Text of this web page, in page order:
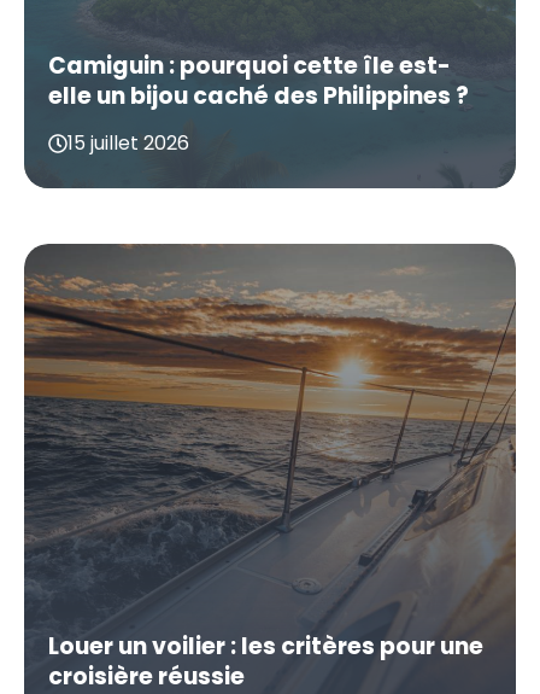
Camiguin : pourquoi cette île est-
elle un bijou caché des Philippines ?
15 juillet 2026
Louer un voilier : les critères pour une
croisière réussie